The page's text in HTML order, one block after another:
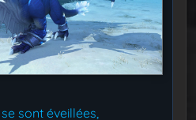
sont éveillées,